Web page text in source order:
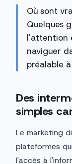
Où sont
Quelques
l'attention
naviguer
préalable
Des
simples
Le marketing
plateformes
l'accès à